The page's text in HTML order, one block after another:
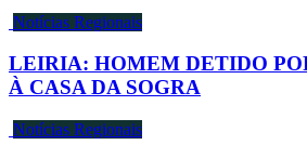
Notícias Regionais
LEIRIA: HOMEM DETIDO
À CASA DA SOGRA
Notícias Regionais